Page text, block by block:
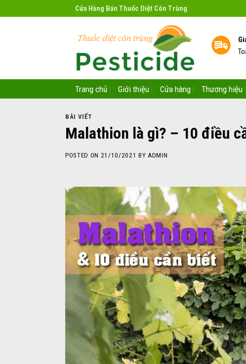
Cửa Hàng Bán Thuốc Diệt Côn Trùng
Trang chủ Giới thiệu Cửa hàng Thương hiệu
BÀI VIẾT
Malathion là gì? – 10 điều
POSTED ON 21/10/2021 BY ADMIN